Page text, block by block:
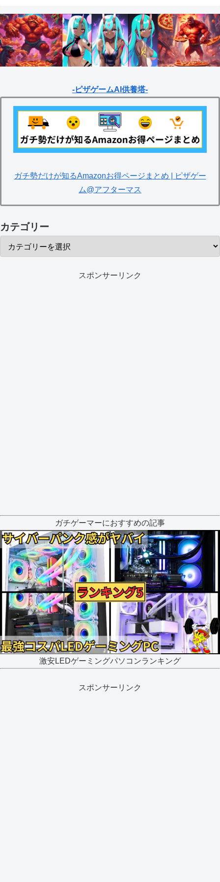
-ピザゲームAI供養塔-
ガチ勢だけが知るAmazonお得ページまとめ | ピザゲー
ム@アフターマス
カテゴリー
スポンサーリンク
ガチゲーマーにおすすめの記事
激安LEDゲーミングパソコンランキング
スポンサーリンク